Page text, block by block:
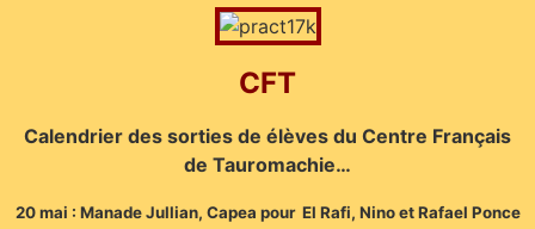
CFT
Calendrier des sorties de élèves du Centre Français
de Tauromachie…
20 mai : Manade Jullian, Capea pour El Rafi, Nino et Rafael Ponce